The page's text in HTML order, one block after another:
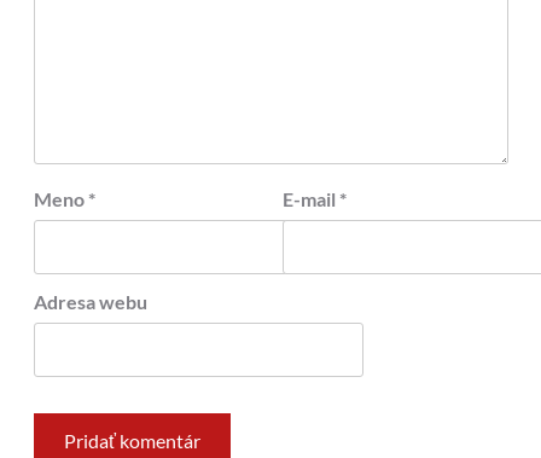
Meno * E-mail *
Adresa webu